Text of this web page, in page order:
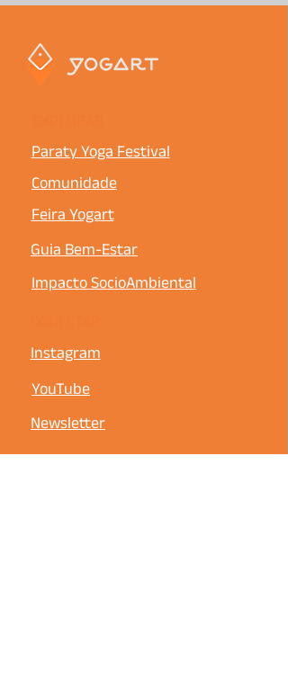
Paraty Yoga Festival
Comunidade
Feira Yogart
Guia Bem-Estar
Impacto SocioAmbiental
Instagram
YouTube
Newsletter